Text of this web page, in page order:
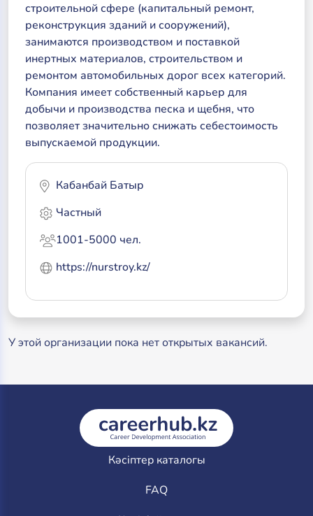
строительной сфере (капитальный ремонт,
реконструкция зданий и сооружений),
занимаются производством и поставкой
инертных материалов, строительством и
ремонтом автомобильных дорог всех категорий.
Компания имеет собственный карьер для
добычи и производства песка и щебня, что
позволяет значительно снижать себестоимость
выпускаемой продукции.
Кабанбай Батыр
Частный
1001-5000 чел.
https://nurstroy.kz/
У этой организации пока нет открытых вакансий.
Кәсіптер каталогы
FAQ